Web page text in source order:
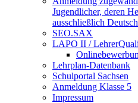
Jugendlicher, deren
ausschließlich
SEO.SAX
LAPO II /
Lehrplan-Datenbank
Schulportal Sachsen
Anmeldung Klasse 5
Impressum